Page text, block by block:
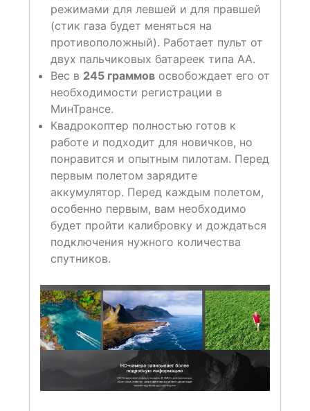
режимами для левшей и для правшей
(стик газа будет меняться на
противоположный). Работает пульт от
двух пальчиковых батареек типа АА.
Вес в 245 граммов освобождает его от
необходимости регистрации в
МинТрансе.
Квадрокоптер полностью готов к
работе и подходит для новичков, но
понравится и опытным пилотам. Перед
первым полетом зарядите
аккумулятор. Перед каждым полетом,
особенно первым, вам необходимо
будет пройти калибровку и дождаться
подключения нужного количества
спутников.